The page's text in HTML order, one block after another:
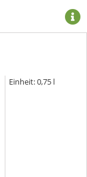
Einheit:0,75 l